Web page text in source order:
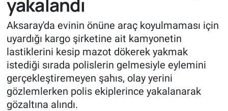
yakalandı
Aksaray'da evinin önüne araç koyulmaması için
uyardığı kargo şirketine ait kamyonetin
lastiklerini kesip mazot dökerek yakmak
istediği sırada polislerin gelmesiyle eylemini
gerçekleştiremeyen şahıs, olay yerini
gözlemlerken polis ekiplerince yakalanarak
gözaltına alındı.
Son Dakika Haberleri
Haber Arşivi